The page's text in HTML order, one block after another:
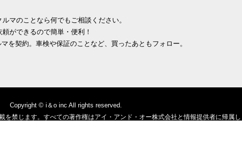
マのことなら何でもご相談ください。
ができるので簡単・便利！
を契約。車検や保証のことなど、買ったあともフォロー。
Copyright © i＆o inc All rights reserved.
を禁じます。すべての著作権はアイ・アンド・オー株式会社と情報提供者に帰属し